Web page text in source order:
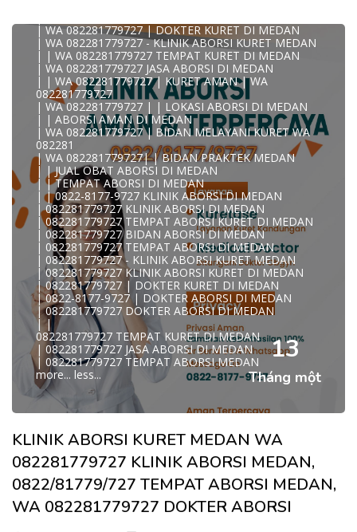
| WA 082281779727 | DOKTER KURET DI MEDAN
| WA 082281779727 - KLINIK ABORSI KURET MEDAN
| | WA 082281779727 TEMPAT KURET DI MEDAN
| WA 082281779727 JASA ABORSI DI MEDAN
| | WA 082281779727 | KURET AMAN | WA
082281779727
| WA 082281779727 | | LOKASI ABORSI DI MEDAN
| | ABORSI AMAN DI MEDAN
| WA 082281779727 | BIDAN MELAYANI KURET WA
082281
| WA 082281779727| | BIDAN PRAKTEK MEDAN
| | JUAL OBAT ABORSI DI MEDAN
| | TEMPAT ABORSI DI MEDAN
| | 0822-8177-9727 KLINIK ABORSI DI MEDAN
| 082281779727 KLINIK ABORSI DI MEDAN
| 082281779727 TEMPAT ABORSI KURET DI MEDAN
| 082281779727 BIDAN ABORSI DI MEDAN
| 082281779727 TEMPAT ABORSI DI MEDAN
| 082281779727 - KLINIK ABORSI KURET MEDAN
| 082281779727 KLINIK ABORSI KURET DI MEDAN
| 082281779727 | DOKTER KURET DI MEDAN
| 0822-8177-9727 | DOKTER ABORSI DI MEDAN
| 082281779727 DOKTER ABORSI DI MEDAN
| |
082281779727 TEMPAT KURET DI MEDAN
| 082281779727 JASA ABORSI DI MEDAN
| 082281779727 TEMPAT ABORSI MEDAN
more... less...
13
Tháng một
KLINIK ABORSI KURET MEDAN WA
082281779727 KLINIK ABORSI MEDAN,
0822/81779/727 TEMPAT ABORSI MEDAN,
WA 082281779727 DOKTER ABORSI
KLINIK ABORSI KURET MEDAN WA 082281779727 KLINIK
A
0822/81779/727 TEMPAT ABORSI MEDAN
WA 082281779727 DOKTER ABORSI MEDAN
WA 082281779727 KLINIK ABORSI MEDAN
WA 082281779727 TEMPAT ABORSI KURET MEDAN
082281779727 BIDAN ABORSI DI MEDAN
082281779727 DOKTER ABORSI DI MEDAN
WA 0822*81779*727 TEMPAT ABORSI MEDAN
WA 082281779727 DOKTER KURET DI MEDAN
WA 082281779727 TEMPAT KURET DI MEDAN
WA 082281779727 JASA ABORSI DI MEDAN
| WA 082-281-779-727 KURET AMAN WA 082281779727
TE
| WA 082-281-779-727 LOKASI ABORSI DI MEDAN
082-281-779-727 ABORSI AMAN DI MEDAN
| WA 082281779727 BIDAN MELAYANI KURET WA
08228177
WA 082281779727 BIDAN PRAKTEK MEDAN
| KLINIK ABORSI MEDAN
WA 082281779727 TEMPAT ABORSI DI MEDAN
| 082281779727 KLINIK ABORSI MEDAN
| WA 0822-8177-9727 DOKTER ABORSI DI MEDAN
| WA 082*2817797*27 BIDAN ABORSI DI MEDAN
| WA 0822*81779*727 KLINIK KURET DI MEDAN
WA 082281779727 KURET AMAN | WA 082281779727
KLINI
| WA 082/281779/727 KLINIK ABORSI KURET DI MEDAN
| WA 082281779727 DOKTER KURET DI MEDAN
WA 082281779727 DOKTER ABORSI DI MEDAN
| WA 08228*1779*727 TEMPAT KURET DI MEDAN
| WA )082281779727) JASA ABORSI DI MEDAN
| WA 0822#8177#9727 TEMPAT ABORSI MEDAN